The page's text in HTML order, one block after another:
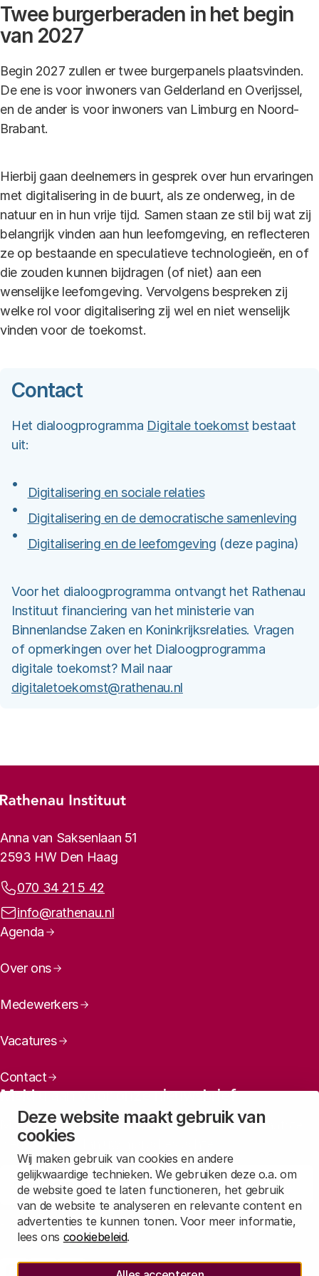
Deze website maakt gebruik van
cookies
Wij maken gebruik van cookies en andere
gelijkwaardige technieken. We gebruiken deze o.a. om
de website goed te laten functioneren, het gebruik
van de website te analyseren en relevante content en
advertenties te kunnen tonen. Voor meer informatie,
lees ons cookiebeleid.
Twee burgerberaden in het begin
van 2027
Begin 2027 zullen er twee burgerpanels plaatsvinden.
De ene is voor inwoners van Gelderland en Overijssel,
en de ander is voor inwoners van Limburg en Noord-
Brabant.
Hierbij gaan deelnemers in gesprek over hun ervaringen
met digitalisering in de buurt, als ze onderweg, in de
natuur en in hun vrije tijd. Samen staan ze stil bij wat zij
belangrijk vinden aan hun leefomgeving, en reflecteren
ze op bestaande en speculatieve technologieën, en of
die zouden kunnen bijdragen (of niet) aan een
wenselijke leefomgeving. Vervolgens bespreken zij
welke rol voor digitalisering zij wel en niet wenselijk
vinden voor de toekomst.
Contact
Het dialoogprogramma Digitale toekomst bestaat
uit:
Digitalisering en sociale relaties
Digitalisering en de democratische samenleving
Digitalisering en de leefomgeving (deze pagina)
Voor het dialoogprogramma ontvangt het Rathenau
Instituut financiering van het ministerie van
Binnenlandse Zaken en Koninkrijksrelaties. Vragen
of opmerkingen over het Dialoogprogramma
digitale toekomst? Mail naar
digitaletoekomst@rathenau.nl
Footer-menu
Rathenau logo, naar de homepage
Contactinformatie
Anna van Saksenlaan 51
2593 HW Den Haag
Telefoonnummer:
070 34 21 5 42
E-mailadres:
info@rathenau.nl
Paginanavigatie
Agenda
Over ons
Medewerkers
Vacatures
Contact
Meld u aan voor onze nieuwsbrief
Maandelijks een overzicht ontvangen van ons laatste
nieuws? Laat dan uw mailadres achter.
Aanmelden
Lees inonze privacyverklaringhoe wij deze gegevens verwerken.
Sociale media